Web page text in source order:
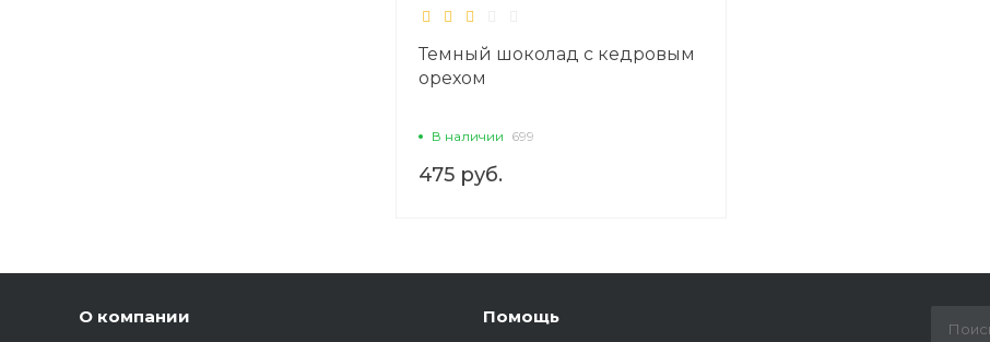
Темный шоколад с кедровым
орехом
В наличии 699
475 руб.
О компании Помощь